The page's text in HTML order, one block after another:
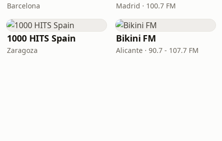
Barcelona Madrid · 100.7 FM
1000 HITS Spain
Zaragoza
Bikini FM
Alicante · 90.7 - 107.7 FM